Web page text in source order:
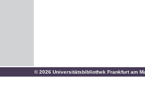
© 2026 Universitätsbibliothek Frankfurt am